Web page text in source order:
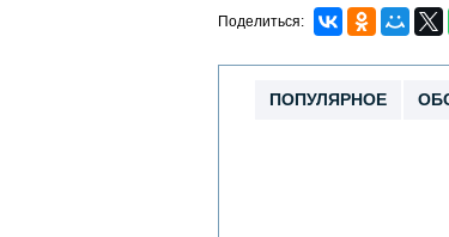
Поделиться:
ПОПУЛЯРНОЕ